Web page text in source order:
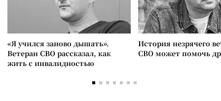
«Я учился заново дышать».
Ветеран СВО рассказал, как
жить с инвалидностью
История незрячего
СВО может помочь